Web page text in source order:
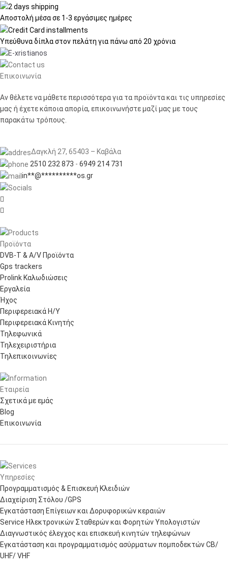
Αποστολή μέσα σε 1-3 εργάσιμες ημέρες
Υπεύθυνα δίπλα στον πελάτη για πάνω από 20 χρόνια
Επικοινωνία
Αν θέλετε να μάθετε περισσότερα για τα προϊόντα και τις υπηρεσίες
μας ή έχετε κάποια απορία, επικοινωνήστε μαζί μας με τους
παρακάτω τρόπους.
Δαγκλή 27, 65403 – Καβάλα
2510 232 873 - 6949 214 731
in**@**********os.gr


Προϊόντα
DVB-T & A/V Προϊόντα
Gps trackers
Prolink Καλωδιώσεις
Εργαλεία
Ήχος
Περιφερειακά Η/Υ
Περιφερειακά Κινητής
Τηλεφωνικά
Τηλεχειριστήρια
Τηλεπικοινωνίες
Εταιρεία
Σχετικά με εμάς
Blog
Επικοινωνία
Υπηρεσίες
Προγραμματισμός & Επισκευή Κλειδιών
Διαχείριση Στόλου /GPS
Εγκατάσταση Επίγειων και Δορυφορικών κεραιών
Service Ηλεκτρονικών Σταθερών και Φορητών Υπολογιστών
Διαγνωστικός έλεγχος και επισκευή κινητών τηλεφώνων
Εγκατάσταση και προγραμματισμός ασύρματων πομποδεκτών CB/
UHF/ VHF